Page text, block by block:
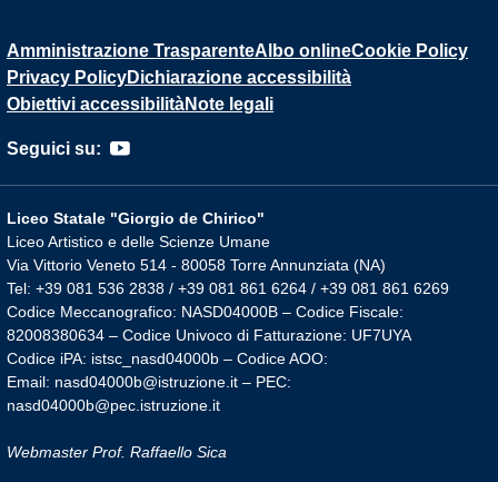
Amministrazione TrasparenteAlbo onlineCookie Policy
Privacy PolicyDichiarazione accessibilità
Obiettivi accessibilitàNote legali
Seguici su:
Liceo Statale "Giorgio de Chirico"
Liceo Artistico e delle Scienze Umane
Via Vittorio Veneto 514 - 80058 Torre Annunziata (NA)
Tel: +39 081 536 2838 / +39 081 861 6264 / +39 081 861 6269
Codice Meccanografico: NASD04000B – Codice Fiscale:
82008380634 – Codice Univoco di Fatturazione: UF7UYA
Codice iPA: istsc_nasd04000b – Codice AOO:
Email: nasd04000b@istruzione.it – PEC:
nasd04000b@pec.istruzione.it
Webmaster Prof. Raffaello Sica